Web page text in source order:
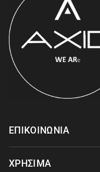
ΕΠΙΚΟΙΝΩΝΙΑ
ΧΡΗΣΙΜΑ